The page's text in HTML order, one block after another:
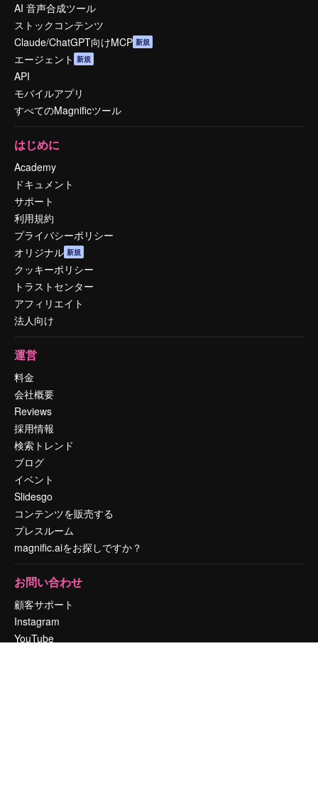
AI 音声合成ツール
ストックコンテンツ
Claude/ChatGPT向けMCP 新規
エージェント 新規
API
モバイルアプリ
すべてのMagnificツール
はじめに
Academy
ドキュメント
サポート
利用規約
プライバシーポリシー
オリジナル 新規
クッキーポリシー
トラストセンター
アフィリエイト
法人向け
運営
料金
会社概要
Reviews
採用情報
検索トレンド
ブログ
イベント
Slidesgo
コンテンツを販売する
プレスルーム
magnific.aiをお探しですか？
お問い合わせ
顧客サポート
Instagram
YouTube